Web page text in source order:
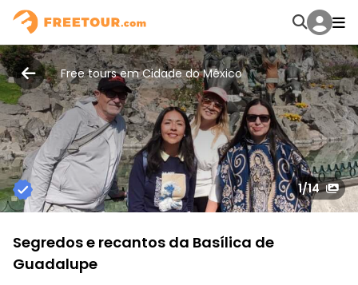
Free tours em Cidade do México
1/14
Segredos e recantos da Basílica de
Guadalupe